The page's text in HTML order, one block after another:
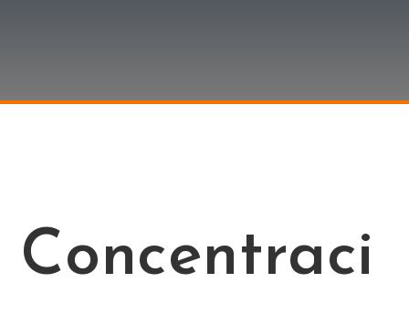
Concentraci